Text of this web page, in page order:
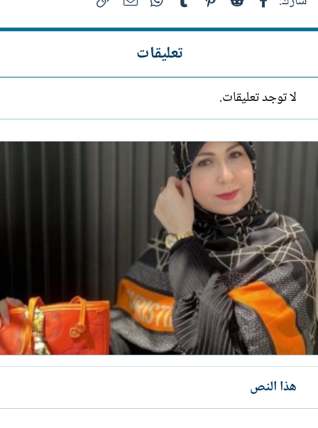
تعليقات
لا توجد تعليقات.
هذا النص